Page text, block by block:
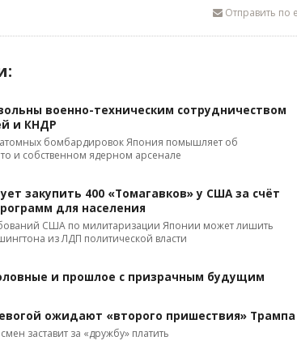
Отправить по
военно-техническим сотрудничеством
и КНДР
бомбардировок Япония помышляет об
и собственном ядерном арсенале
закупить 400 «Томагавков» у США за счёт
для населения
США по милитаризации Японии может лишить
из ЛДП политической власти
и прошлое с призрачным будущим
ожидают «второго пришествия» Трампа
заставит за «дружбу» платить